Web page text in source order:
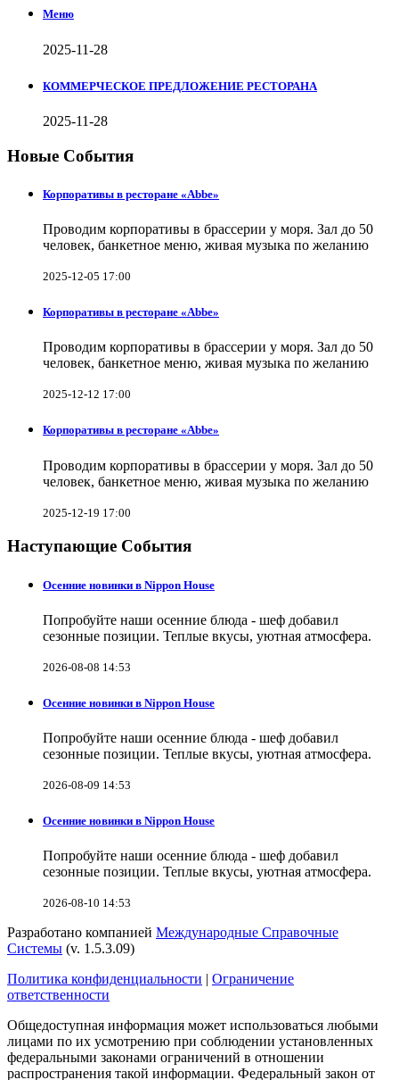
Меню
2025-11-28
КОММЕРЧЕСКОЕ ПРЕДЛОЖЕНИЕ РЕСТОРАНА
2025-11-28
Новые События
Корпоративы в ресторане «Abbe»
Проводим корпоративы в брассерии у моря. Зал до 50
человек, банкетное меню, живая музыка по желанию
2025-12-05 17:00
Корпоративы в ресторане «Abbe»
Проводим корпоративы в брассерии у моря. Зал до 50
человек, банкетное меню, живая музыка по желанию
2025-12-12 17:00
Корпоративы в ресторане «Abbe»
Проводим корпоративы в брассерии у моря. Зал до 50
человек, банкетное меню, живая музыка по желанию
2025-12-19 17:00
Наступающие События
Осенние новинки в Nippon House
Попробуйте наши осенние блюда - шеф добавил
сезонные позиции. Теплые вкусы, уютная атмосфера.
2026-08-08 14:53
Осенние новинки в Nippon House
Попробуйте наши осенние блюда - шеф добавил
сезонные позиции. Теплые вкусы, уютная атмосфера.
2026-08-09 14:53
Осенние новинки в Nippon House
Попробуйте наши осенние блюда - шеф добавил
сезонные позиции. Теплые вкусы, уютная атмосфера.
2026-08-10 14:53
Разработано компанией Международные Справочные
Системы (v. 1.5.3.09)
Политика конфиденциальности | Ограничение
ответственности
Общедоступная информация может использоваться любыми
лицами по их усмотрению при соблюдении установленных
федеральными законами ограничений в отношении
распространения такой информации. Федеральный закон от